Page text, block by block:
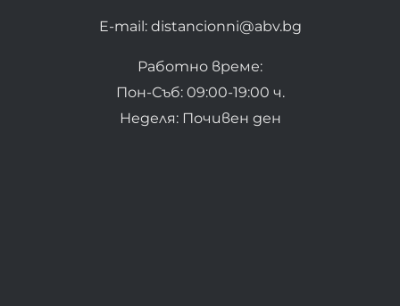
E-mail: distancionni@abv.bg
Работно време:
Пон-Съб: 09:00-19:00 ч.
Неделя: Почивен ден